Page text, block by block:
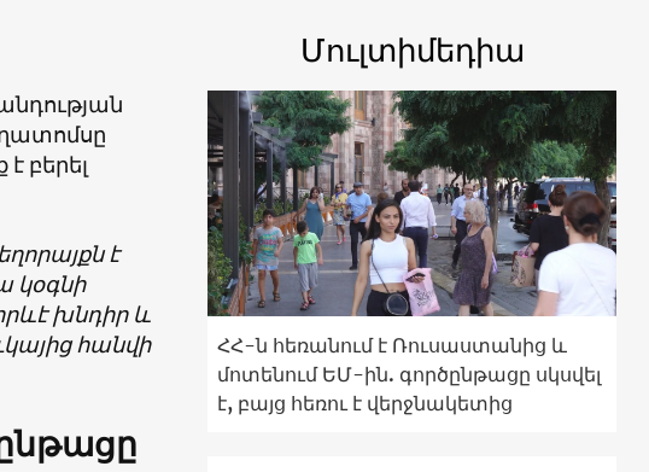
բերել
է
կօգնի
խնդիր և
հանվի
Մուլտիմեդիա
ՀՀ-ն հեռանում է Ռուսաստանից և
մոտենում ԵՄ-ին. գործընթացը սկսվել
է, բայց հեռու է վերջնակետից